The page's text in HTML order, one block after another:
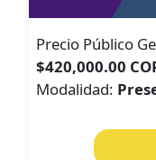
Precio Público
$420,000.00
Modalidad: